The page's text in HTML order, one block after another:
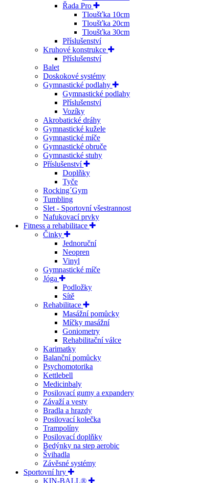
Řada Pro
Tloušťka 10cm
Tloušťka 20cm
Tloušťka 30cm
Příslušenství
Kruhové konstrukce
Příslušenství
Balet
Doskokové systémy
Gymnastické podlahy
Gymnastické podlahy
Příslušenství
Vozíky
Akrobatické dráhy
Gymnastické kužele
Gymnastické míče
Gymnastické obruče
Gymnastické stuhy
Příslušenství
Doplňky
Tyče
Rocking´Gym
Tumbling
Slet - Sportovní všestrannost
Nafukovací prvky
Fitness a rehabilitace
Činky
Jednoruční
Neopren
Vinyl
Gymnastické míče
Jóga
Podložky
Sítě
Rehabilitace
Masážní pomůcky
Míčky masážní
Goniometry
Rehabilitační válce
Karimatky
Balanční pomůcky
Psychomotorika
Kettlebell
Medicinbaly
Posilovací gumy a expandery
Závaží a vesty
Bradla a hrazdy
Posilovací kolečka
Trampolíny
Posilovací doplňky
Bedýnky na step aerobic
Švihadla
Závěsné systémy
Sportovní hry
KIN-BALL®